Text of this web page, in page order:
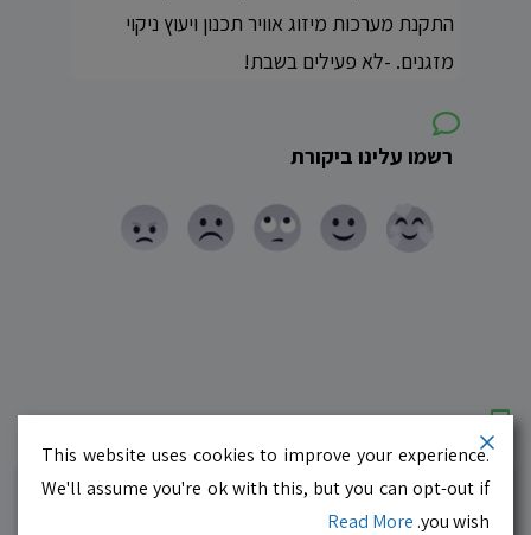
התקנת מערכות מיזוג אוויר תכנון ויעוץ ניקוי
מזגנים. -לא פעילים בשבת!
רשמו עלינו ביקורת
עסקים מומלצים!רוצים גם? לחצו כאן
10.0
This website uses cookies to improve your experience.
We'll assume you're ok with this, but you can opt-out if
you wish.
Read More